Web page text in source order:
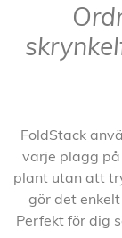
FoldStack
varje plagg på
plant utan att
gör det
Perfekt för dig